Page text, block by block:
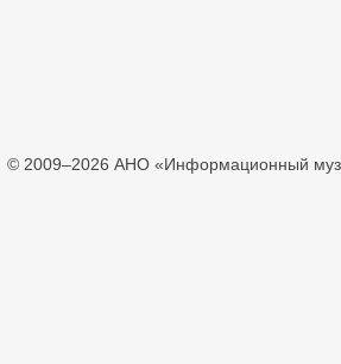
© 2009–2026 АНО «Информационный